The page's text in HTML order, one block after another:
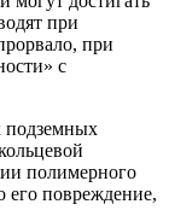
при
при
с
подземных
полимерного
его повреждение,